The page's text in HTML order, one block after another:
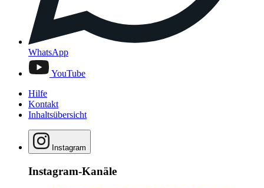
WhatsApp
YouTube
Hilfe
Kontakt
Inhaltsübersicht
Instagram
Instagram-Kanäle